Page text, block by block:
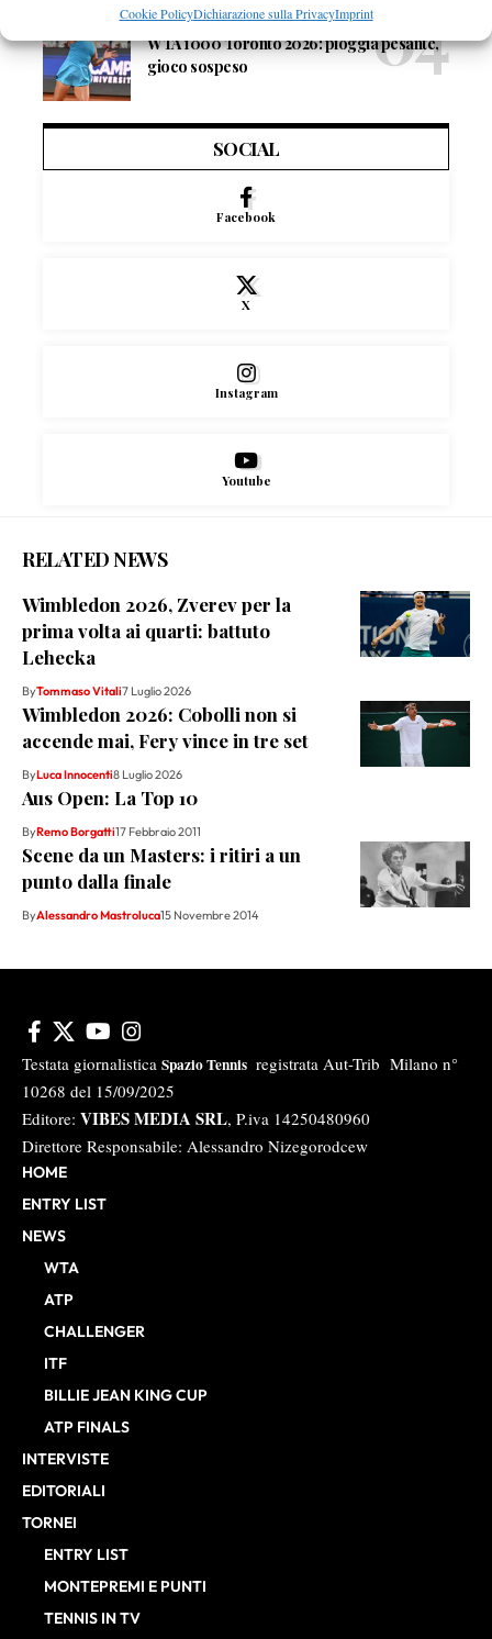
Cookie PolicyDichiarazione sulla PrivacyImprint
News Wta
WTA 1000 Toronto 2026: pioggia pesante,
gioco sospeso
SOCIAL
Facebook
X
Instagram
Youtube
RELATED NEWS
Wimbledon 2026, Zverev per la
prima volta ai quarti: battuto
Lehecka
ByTommaso Vitali7 Luglio 2026
Wimbledon 2026: Cobolli non si
accende mai, Fery vince in tre set
ByLuca Innocenti8 Luglio 2026
Aus Open: La Top 10
ByRemo Borgatti17 Febbraio 2011
Scene da un Masters: i ritiri a un
punto dalla finale
ByAlessandro Mastroluca15 Novembre 2014
Testata giornalistica Spazio Tennis registrata Aut-Trib Milano n°
10268 del 15/09/2025
Editore: VIBES MEDIA SRL, P.iva 14250480960
Direttore Responsabile: Alessandro Nizegorodcew
HOME
ENTRY LIST
NEWS
WTA
ATP
CHALLENGER
ITF
BILLIE JEAN KING CUP
ATP FINALS
INTERVISTE
EDITORIALI
TORNEI
ENTRY LIST
MONTEPREMI E PUNTI
TENNIS IN TV